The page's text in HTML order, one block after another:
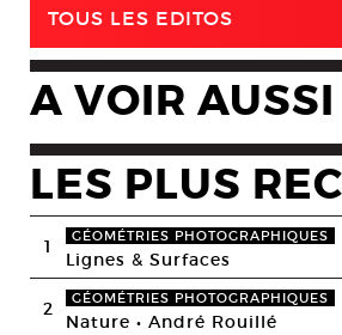
TOUS LES EDITOS
A VOIR AUSSI
LES PLUS
1 GÉOMÉTRIES PHOTOGRAPHIQUES
Lignes & Surfaces
2 GÉOMÉTRIES PHOTOGRAPHIQUES
Nature • André Rouillé